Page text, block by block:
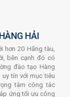
HẢI
hơn 20 Hãng tàu,
bên cạnh đó có
đào tạo Hàng
tín với mục tiêu
tâm công tác
ứng tối ưu công